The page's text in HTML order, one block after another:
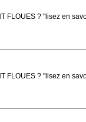
FLOUES ? "lisez en
FLOUES ? "lisez en